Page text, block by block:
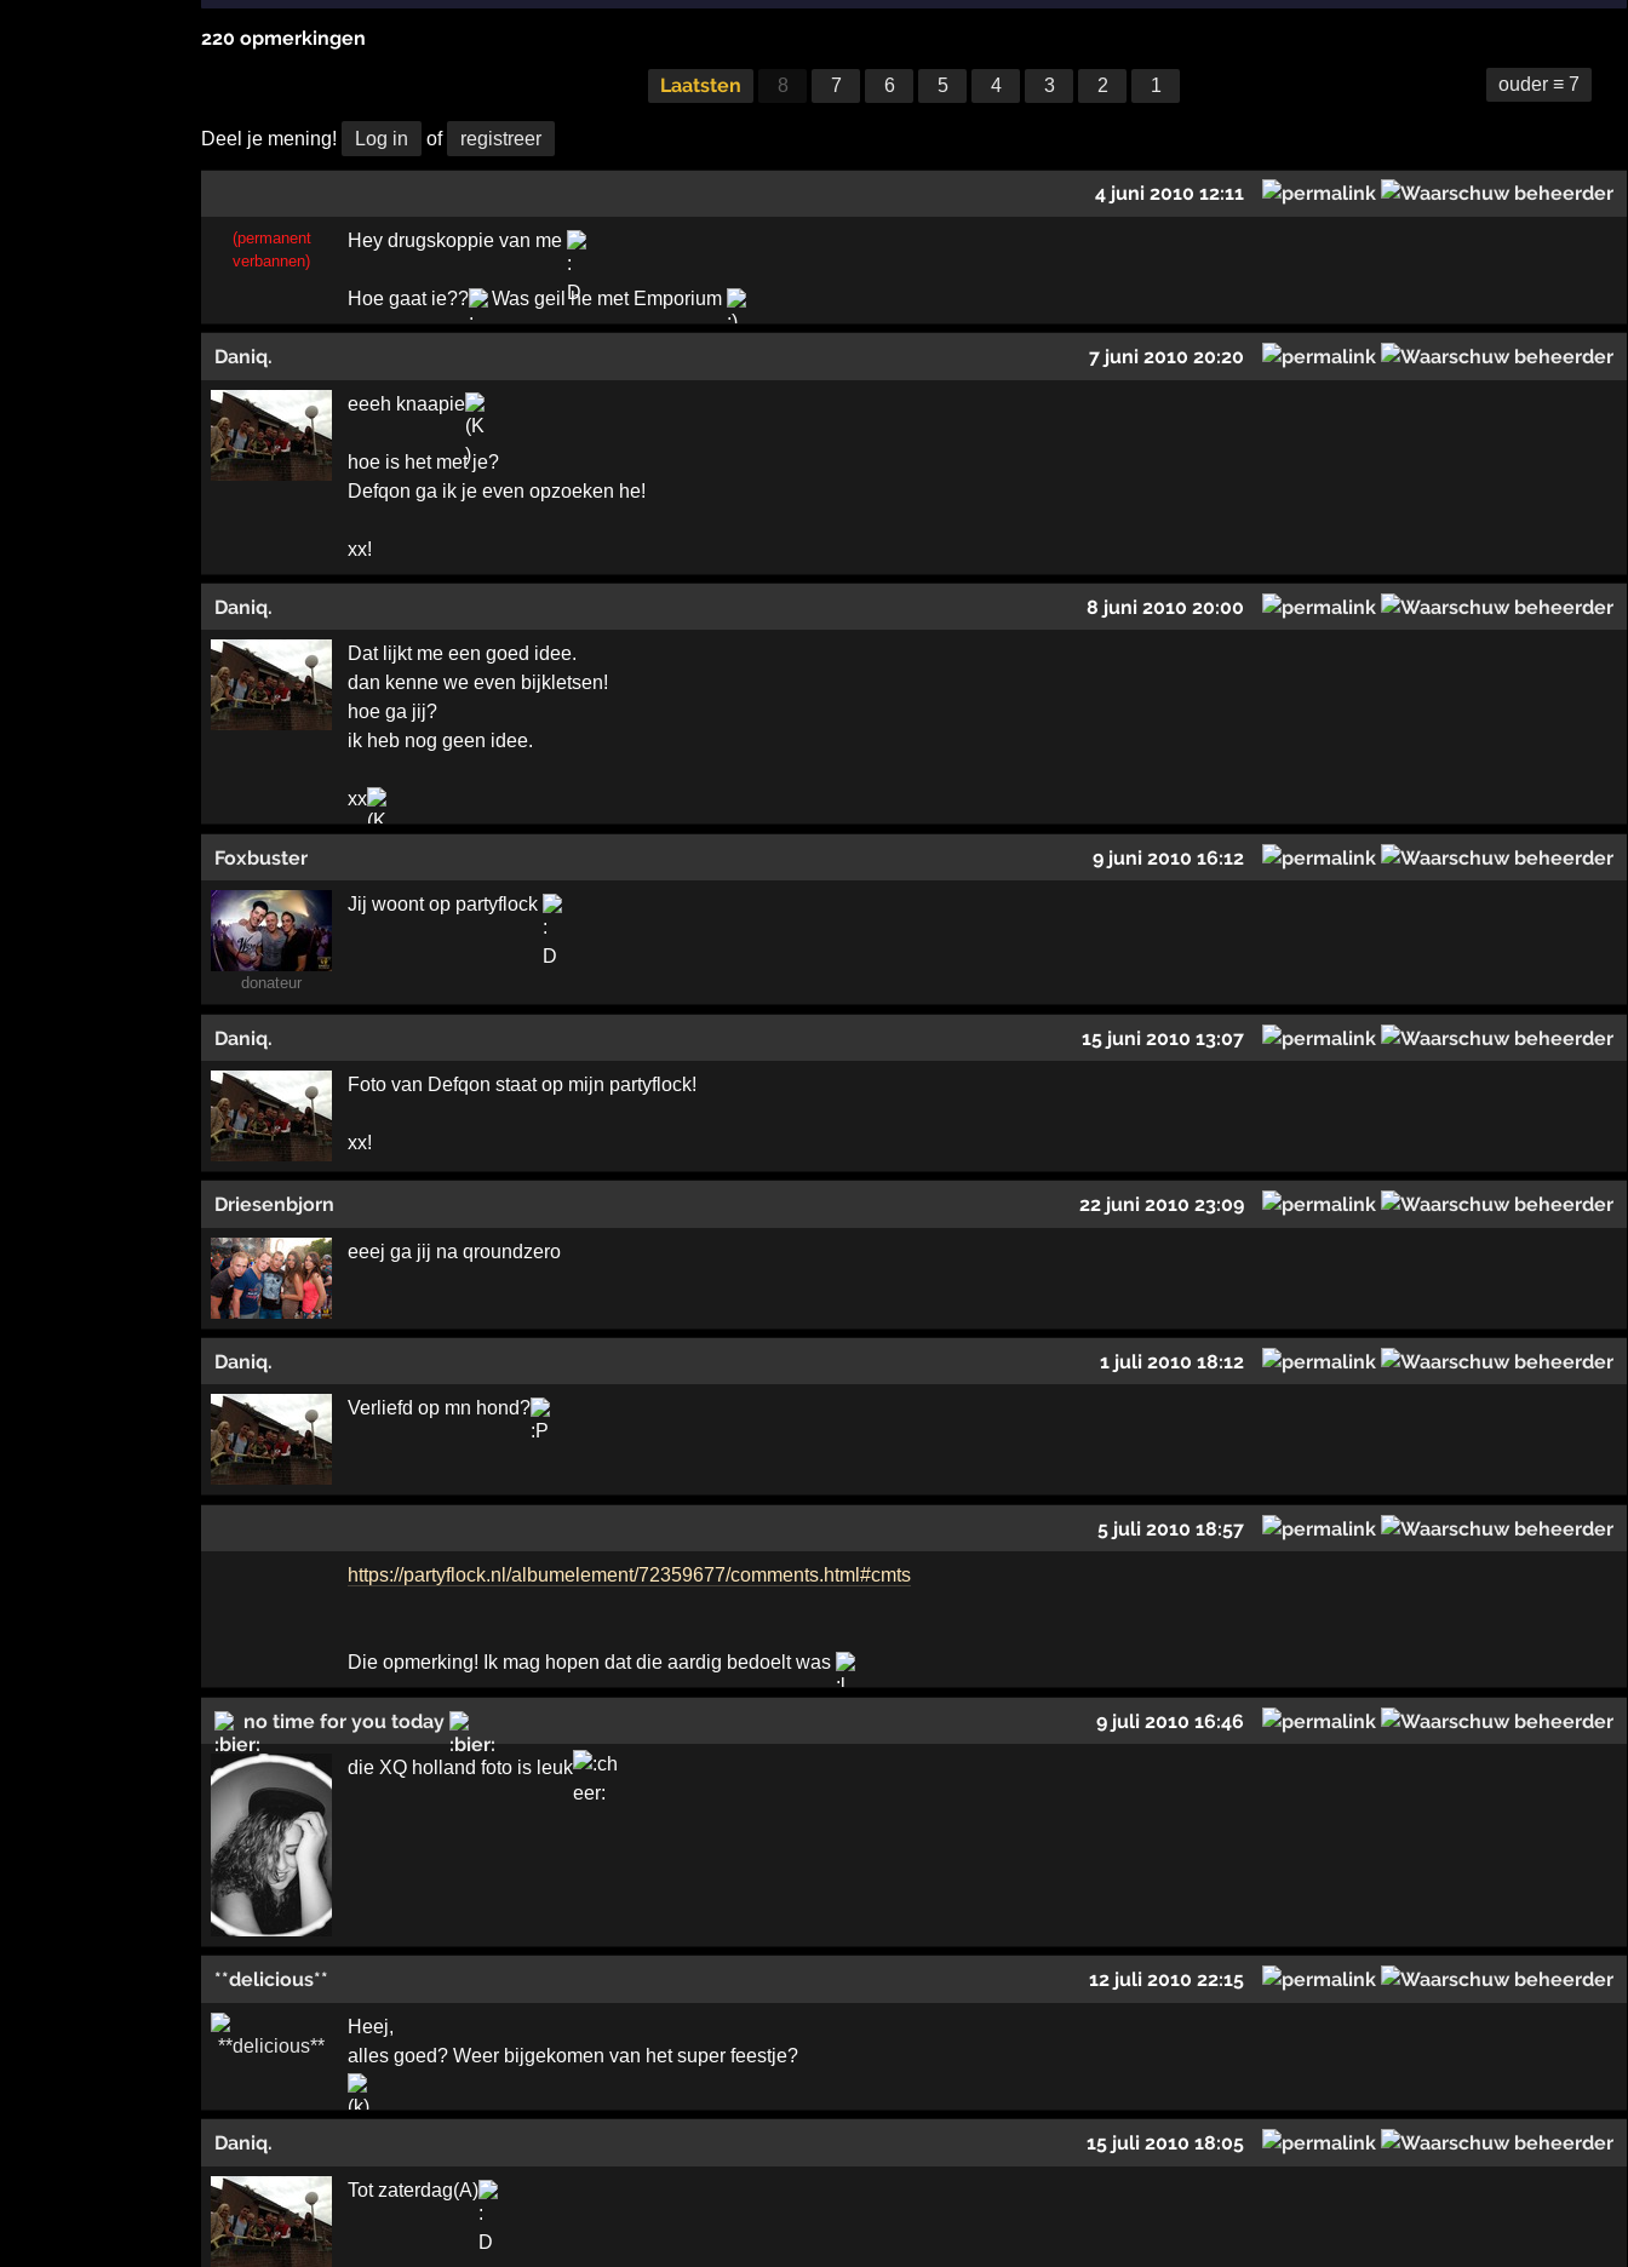
220 opmerkingen
Laatsten 8 7 6 5 4 3 2 1 ouder ≡ 7
Deel je mening! Log in of registreer
4 juni 2010 12:11
(permanent
verbannen)
Hey drugskoppie van me
Hoe gaat ie?? Was geil he met Emporium
Daniq. 7 juni 2010 20:20
eeeh knaapie
hoe is het met je?
Defqon ga ik je even opzoeken he!
xx!
Daniq. 8 juni 2010 20:00
Dat lijkt me een goed idee.
dan kenne we even bijkletsen!
hoe ga jij?
ik heb nog geen idee.
xx
Foxbuster 9 juni 2010 16:12
donateur
Jij woont op partyflock
Daniq. 15 juni 2010 13:07
Foto van Defqon staat op mijn partyflock!
xx!
Driesenbjorn 22 juni 2010 23:09
eeej ga jij na qroundzero
Daniq. 1 juli 2010 18:12
Verliefd op mn hond?
5 juli 2010 18:57
https://partyflock.nl/albumelement/72359677/comments.html#cmts
Die opmerking! Ik mag hopen dat die aardig bedoelt was
no time for you today 9 juli 2010 16:46
die XQ holland foto is leuk
**delicious** 12 juli 2010 22:15
Heej,
alles goed? Weer bijgekomen van het super feestje?
Daniq. 15 juli 2010 18:05
Tot zaterdag(A)